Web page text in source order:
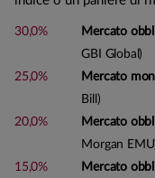
30,0% Mercato
GBI Global)
25,0%
Mercato
Bill)
20,0%
Mercato
Morgan
15,0%
Mercato